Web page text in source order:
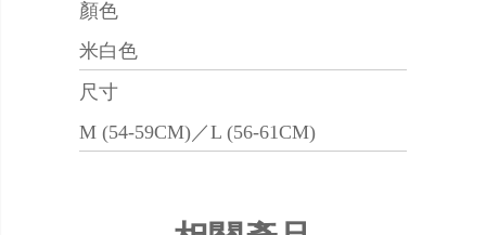
顏色
米白色
尺寸
M (54-59CM)／L (56-61CM)